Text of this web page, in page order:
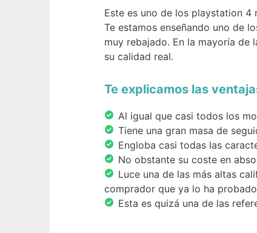
Este es uno de los playstation 4
Te estamos enseñando uno de
muy rebajado. En la mayoría
su calidad real.
Te explicamos las
Al igual que casi todos los
Tiene una gran masa de
Engloba casi todas las
No obstante su coste en
Luce una de las más altas
comprador que ya lo ha
Esta es quizá una de las